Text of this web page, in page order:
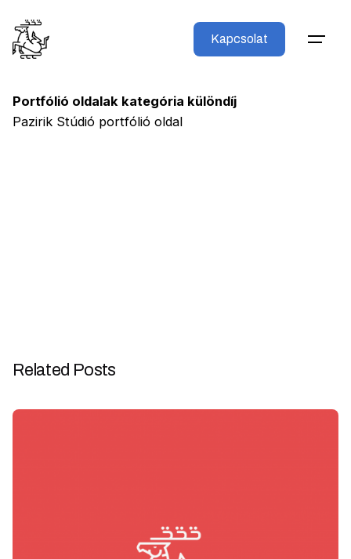
content
Kapcsolat
Portfólió oldalak kategória különdíj
Pazirik Stúdió portfólió oldal
Related Posts